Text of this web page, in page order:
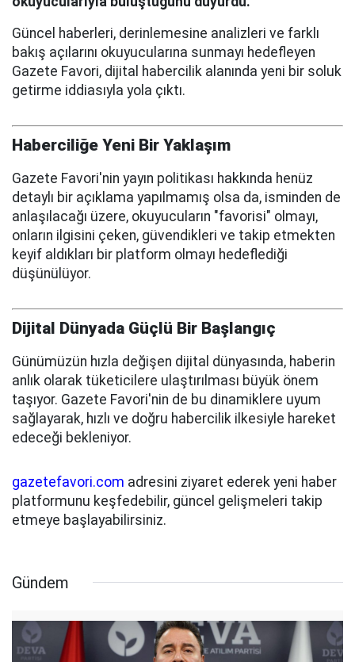
Güncel haberleri, derinlemesine analizleri ve farklı
bakış açılarını okuyucularına sunmayı hedefleyen
Gazete Favori, dijital habercilik alanında yeni bir soluk
getirme iddiasıyla yola çıktı.
Haberciliğe Yeni Bir Yaklaşım
Gazete Favori'nin yayın politikası hakkında henüz
detaylı bir açıklama yapılmamış olsa da, isminden de
anlaşılacağı üzere, okuyucuların "favorisi" olmayı,
onların ilgisini çeken, güvendikleri ve takip etmekten
keyif aldıkları bir platform olmayı hedeflediği
düşünülüyor.
Dijital Dünyada Güçlü Bir Başlangıç
Günümüzün hızla değişen dijital dünyasında, haberin
anlık olarak tüketicilere ulaştırılması büyük önem
taşıyor. Gazete Favori'nin de bu dinamiklere uyum
sağlayarak, hızlı ve doğru habercilik ilkesiyle hareket
edeceği bekleniyor.
gazetefavori.com adresini ziyaret ederek yeni haber
platformunu keşfedebilir, güncel gelişmeleri takip
etmeye başlayabilirsiniz.
Gündem